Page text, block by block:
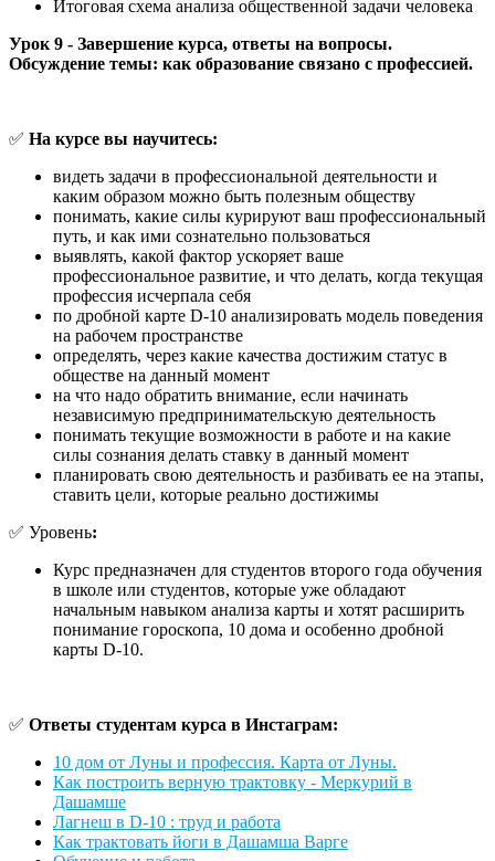
Итоговая схема анализа общественной задачи человека
Урок 9 - Завершение курса, ответы на вопросы.
Обсуждение темы: как образование связано с профессией.
✅ На курсе вы научитесь:
видеть задачи в профессиональной деятельности и
каким образом можно быть полезным обществу
понимать, какие силы курируют ваш профессиональный
путь, и как ими сознательно пользоваться
выявлять, какой фактор ускоряет ваше
профессиональное развитие, и что делать, когда текущая
профессия исчерпала себя
по дробной карте D-10 анализировать модель поведения
на рабочем пространстве
определять, через какие качества достижим статус в
обществе на данный момент
на что надо обратить внимание, если начинать
независимую предпринимательскую деятельность
понимать текущие возможности в работе и на какие
силы сознания делать ставку в данный момент
планировать свою деятельность и разбивать ее на этапы,
ставить цели, которые реально достижимы
✅ Уровень:
Курс предназначен для студентов второго года обучения
в школе или студентов, которые уже обладают
начальным навыком анализа карты и хотят расширить
понимание гороскопа, 10 дома и особенно дробной
карты D-10.
✅ Ответы студентам курса в Инстаграм:
10 дом от Луны и профессия. Карта от Луны.
Как построить верную трактовку - Меркурий в
Дашамше
Лагнеш в D-10 : труд и работа
Как трактовать йоги в Дашамша Варге